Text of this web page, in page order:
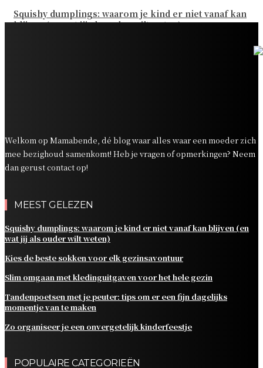
Squishy dumplings: waarom je kind er niet vanaf kan
blijven (en wat jij als ouder wilt weten)
Welkom op Mamabende, dé blog waar alles waar een moeder zich
mee bezighoud samenkomt! Heb je vragen of opmerkingen? Neem
dan gerust contact op!
MEEST GELEZEN
Squishy dumplings: waarom je kind er niet vanaf kan blijven (en
wat jij als ouder wilt weten)
Kies de beste sokken voor elk gezinsavontuur
Slim omgaan met kledinguitgaven voor het hele gezin
Tandenpoetsen met je peuter: tips om er een fijn dagelijks
momentje van te maken
Zo organiseer je een onvergetelijk kinderfeestje
POPULAIRE CATEGORIEËN